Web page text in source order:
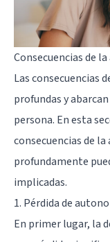
Consecuencias de
Las consecuencias
profundas y
persona. En esta
consecuencias de
profundamente
implicadas.
1. Pérdida de
En primer lugar, la